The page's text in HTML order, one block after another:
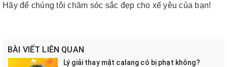
Hãy để chúng tôi chăm sóc sắc đẹp cho xế yêu của bạn!
BÀI VIẾT LIÊN QUAN
Lý giải thay mặt calang có bị phạt không?